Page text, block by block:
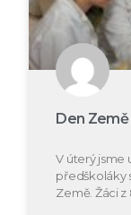
Den Země
V úterý jsme
předškoláky
Země. Žáci